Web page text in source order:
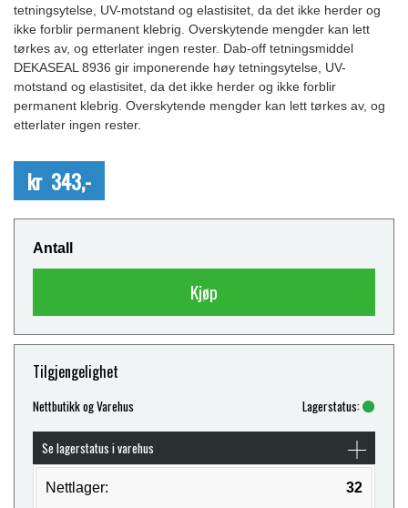
tetningsytelse, UV-motstand og elastisitet, da det ikke herder og
ikke forblir permanent klebrig. Overskytende mengder kan lett
tørkes av, og etterlater ingen rester. Dab-off tetningsmiddel
DEKASEAL 8936 gir imponerende høy tetningsytelse, UV-
motstand og elastisitet, da det ikke herder og ikke forblir
permanent klebrig. Overskytende mengder kan lett tørkes av, og
etterlater ingen rester.
kr 343,-
Antall
Kjøp
Tilgjengelighet
Nettbutikk og Varehus Lagerstatus:
Se lagerstatus i varehus
Nettlager: 32